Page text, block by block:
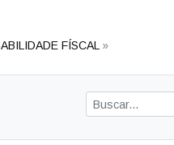
FÍSCAL »